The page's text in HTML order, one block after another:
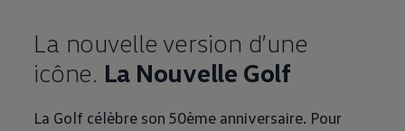
La nouvelle version d’une
icône. La Nouvelle Golf
La Golf célèbre son 50ème anniversaire. Pour